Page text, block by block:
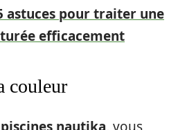
astuces pour traiter une
efficacement
couleur